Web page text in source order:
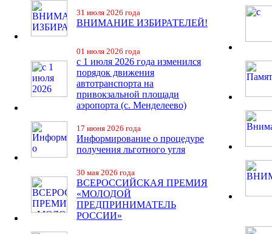
31 июля 2026 года
ВНИМАНИЕ ИЗБИРАТЕЛЕЙ!
01 июля 2026 года
с 1 июля 2026 года изменился
порядок движения
автотранспорта на
привокзальной площади
аэропорта (с. Менделеево)
17 июня 2026 года
Информирование о процедуре
получения льготного угля
30 мая 2026 года
ВСЕРОССИЙСКАЯ ПРЕМИЯ
«МОЛОДОЙ
ПРЕДПРИНИМАТЕЛЬ
РОССИИ»